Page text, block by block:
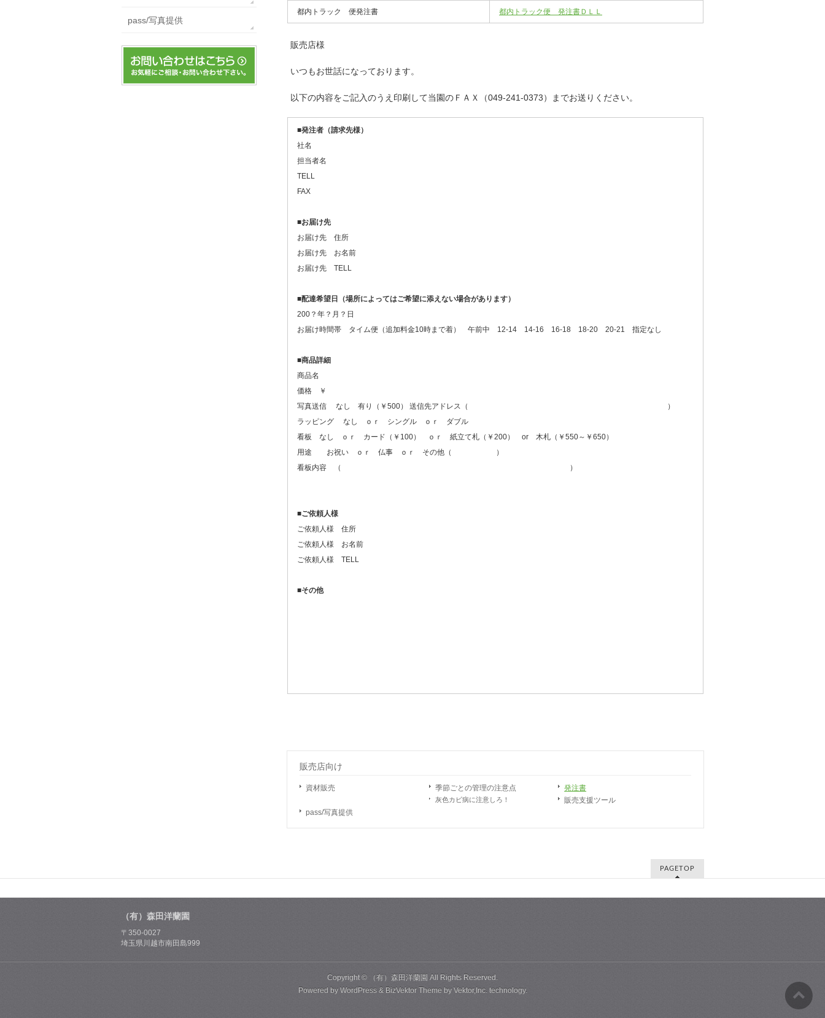
都内トラック 便発注書 都内トラック便 発注書ＤＬＬ
販売店様
いつもお世話になっております。
以下の内容をご記入のうえ印刷して当園のＦＡＸ（049-241-0373）までお送りください。
■発注者（請求先様）
社名
担当者名
TELL
FAX
■お届け先
お届け先 住所
お届け先 お名前
お届け先 TELL
■配達希望日（場所によってはご希望に添えない場合があります）
200？年？月？日
お届け時間帯 タイム便（追加料金10時まで着） 午前中 12-14 14-16 16-18 18-20 20-21 指定なし
■商品詳細
商品名
価格 ￥
写真送信 なし 有り（￥500） 送信先アドレス（ ）
ラッピング なし ｏｒ シングル ｏｒ ダブル
看板 なし ｏｒ カード（￥100） ｏｒ 紙立て札（￥200） or 木札（￥550～￥650）
用途 お祝い ｏｒ 仏事 ｏｒ その他（ ）
看板内容 （ ）
■ご依頼人様
ご依頼人様 住所
ご依頼人様 お名前
ご依頼人様 TELL
■その他
販売店向け
資材販売 季節ごとの管理の注意点
灰色カビ病に注意しろ！
発注書
販売支援ツール
pass/写真提供
pass/写真提供
PAGETOP
（有）森田洋蘭園
〒350-0027
埼玉県川越市南田島999
Copyright © （有）森田洋蘭園 All Rights Reserved.
Powered by WordPress& BizVektor Theme by Vektor,Inc.technology.